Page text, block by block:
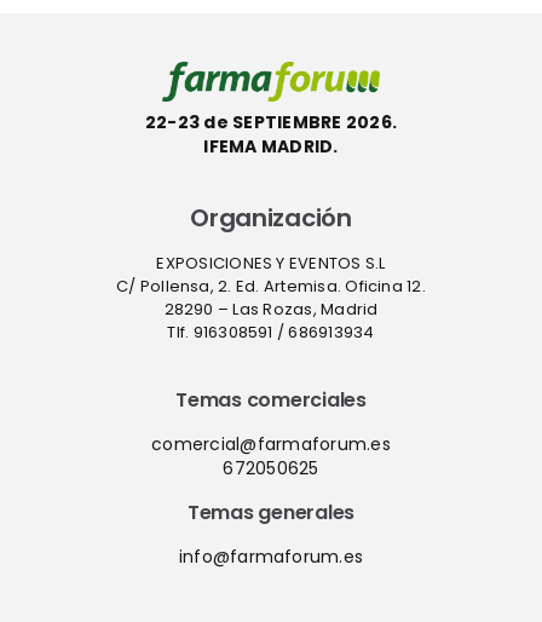
22-23 de SEPTIEMBRE 2026.
IFEMA MADRID.
Organización
EXPOSICIONES Y EVENTOS S.L
C/ Pollensa, 2. Ed. Artemisa. Oficina 12.
28290 – Las Rozas, Madrid
Tlf. 916308591 / 686913934
Temas comerciales
comercial@farmaforum.es
672050625
Temas generales
info@farmaforum.es